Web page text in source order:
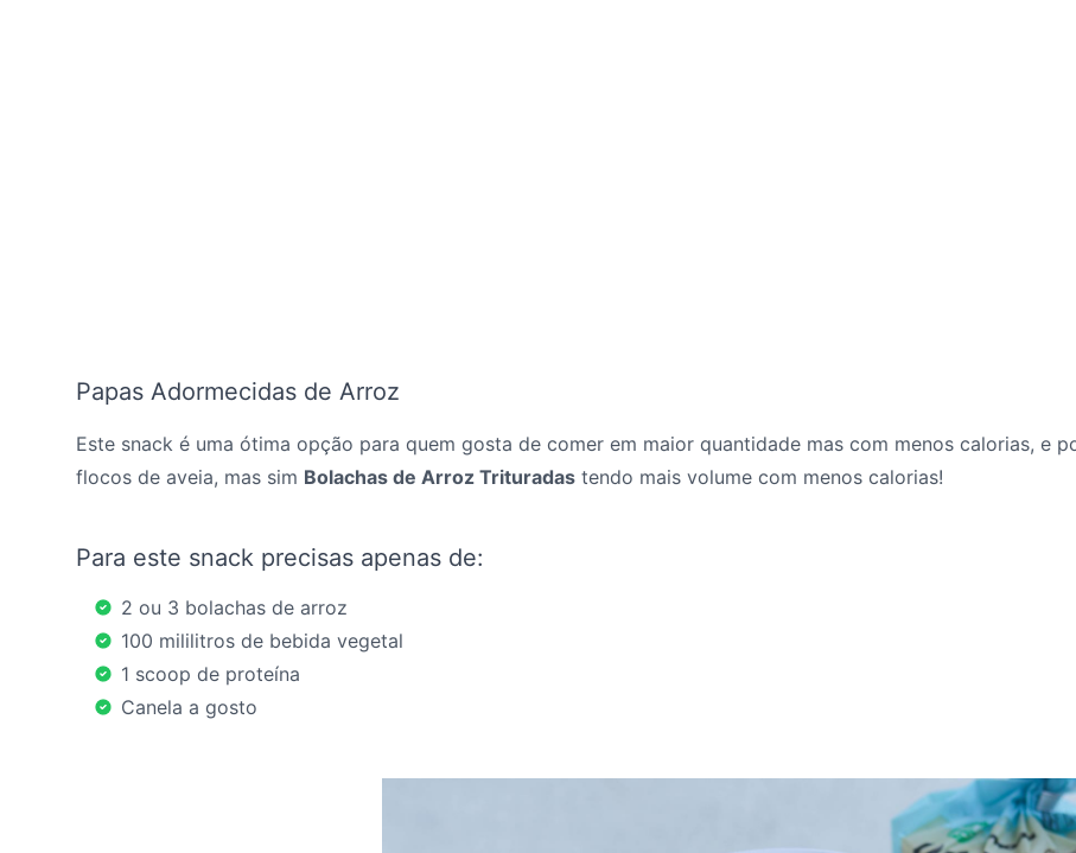
Papas Adormecidas de Arroz
Este snack é uma ótima opção para quem gosta de comer em maior quantidade mas com menos calorias, e
flocos de aveia, mas sim Bolachas de Arroz Trituradas tendo mais volume com menos calorias!
Para este snack precisas apenas de:
2 ou 3 bolachas de arroz
100 mililitros de bebida vegetal
1 scoop de proteína
Canela a gosto